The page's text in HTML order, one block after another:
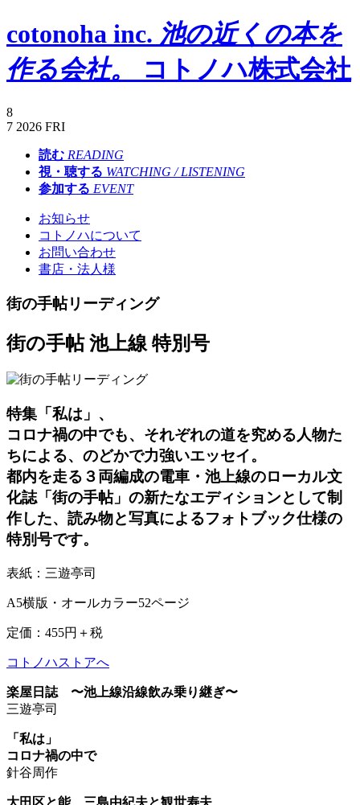
cotonoha inc. 池の近くの本を
作る会社。
コトノハ株式会社
8
7 2026 FRI
読む READING
視・聴する WATCHING / LISTENING
参加する EVENT
お知らせ
コトノハについて
お問い合わせ
書店・法人様
街の手帖リーディング
街の手帖 池上線 特別号
特集「私は」、
コロナ禍の中でも、それぞれの道を究める人物た
ちによる、のどかで力強いエッセイ。
都内を走る３両編成の電車・池上線のローカル文
化誌「街の手帖」の新たなエディションとして制
作した、読み物と写真によるフォトブック仕様の
特別号です。
表紙：三遊亭司
A5横版・オールカラー52ページ
定価：455円＋税
コトノハストアへ
楽屋日誌 〜池上線沿線飲み乗り継ぎ〜
三遊亭司
「私は」
コロナ禍の中で
針谷周作
大田区と能 三島由紀夫と観世寿夫